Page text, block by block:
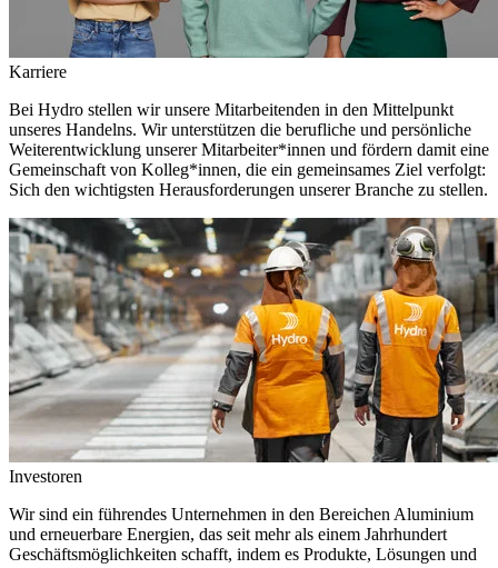
Karriere
Bei Hydro stellen wir unsere Mitarbeitenden in den Mittelpunkt
unseres Handelns. Wir unterstützen die berufliche und persönliche
Weiterentwicklung unserer Mitarbeiter*innen und fördern damit eine
Gemeinschaft von Kolleg*innen, die ein gemeinsames Ziel verfolgt:
Sich den wichtigsten Herausforderungen unserer Branche zu stellen.
Investoren
Wir sind ein führendes Unternehmen in den Bereichen Aluminium
und erneuerbare Energien, das seit mehr als einem Jahrhundert
Geschäftsmöglichkeiten schafft, indem es Produkte, Lösungen und